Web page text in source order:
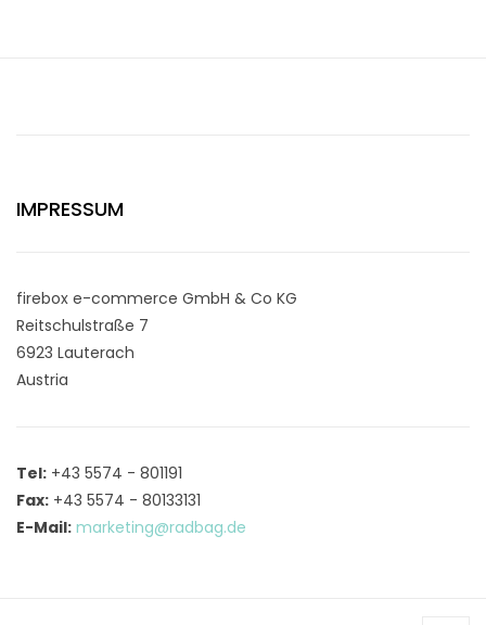
IMPRESSUM
firebox e-commerce GmbH & Co KG
Reitschulstraße 7
6923 Lauterach
Austria
Tel: +43 5574 - 801191
Fax: +43 5574 - 80133131
E-Mail: marketing@radbag.de